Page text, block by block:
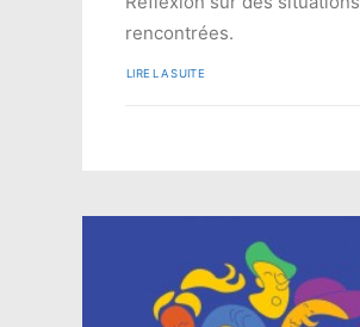
rencontrées.
LIRE LA SUITE